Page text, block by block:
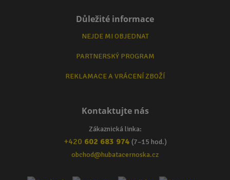
Důležité informace
NEJDE MI OBJEDNAT
PARTNERSKÝ PROGRAM
REKLAMACE A VRÁCENÍ ZBOŽÍ
Kontaktujte nás
Zákaznická linka:
+420 602 683 974 (7–15 hod.)
obchod@hubatacernoska.cz